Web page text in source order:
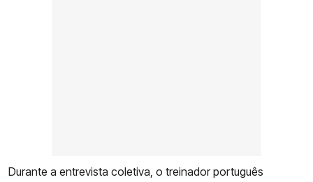
Durante a entrevista coletiva, o treinador português